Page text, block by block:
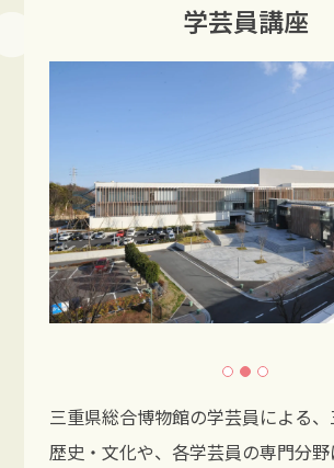
学芸員講座
三重県総合博物館の学芸員による
歴史・文化や、各学芸員の専門分